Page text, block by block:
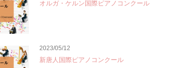
オルガ・ケルン国際ピアノコンクール
2023/05/12
新唐人国際ピアノコンクール